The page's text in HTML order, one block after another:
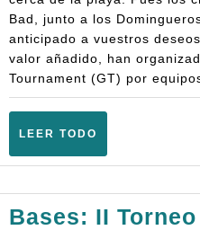
Bad, junto a los
anticipado a vuestros
valor añadido, han
Tournament (GT) por
LEER TODO
Bases: II Torneo